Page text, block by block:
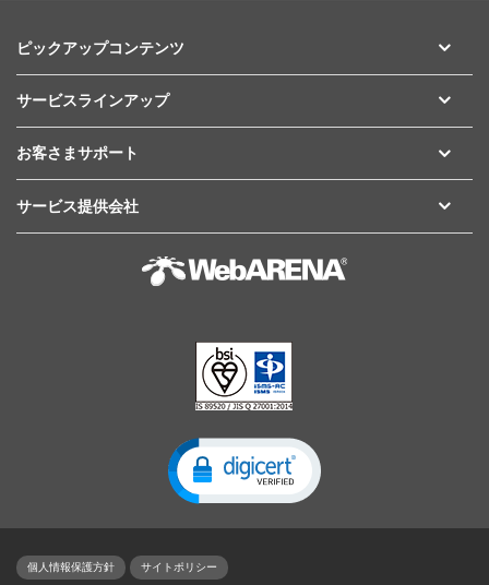
ピックアップコンテンツ
サービスラインアップ
お客さまサポート
サービス提供会社
個人情報保護方針 サイトポリシー